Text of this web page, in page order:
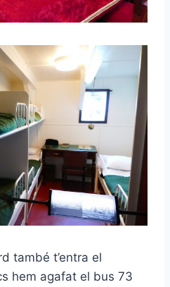
també t’entra el
hem agafat el bus 73